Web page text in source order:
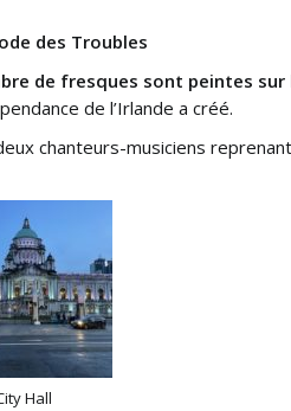
des Troubles
de fresques sont peintes sur
de l’Irlande a créé.
chanteurs-musiciens
Hall